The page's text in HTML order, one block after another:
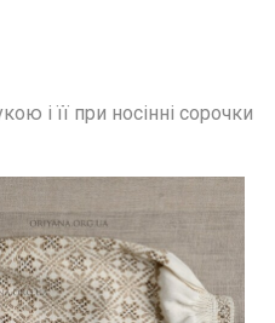
і її при носінні сорочки